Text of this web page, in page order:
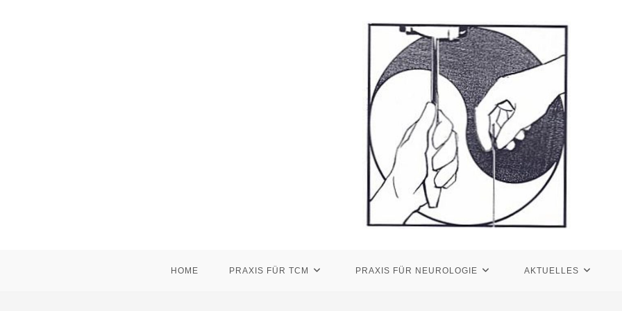
HOME PRAXIS FÜR TCM PRAXIS FÜR NEUROLOGIE AKTUELLES